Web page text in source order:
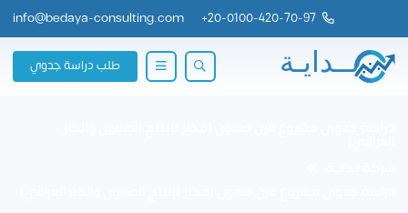
20-0100-420-70-97
+
info@bedaya-consulting.com
طلب دراسة جدوي